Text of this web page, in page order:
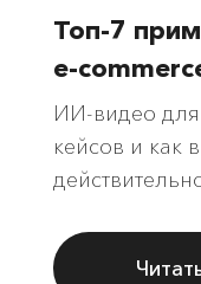
Топ-7
e-
ИИ-видео
кейсов и как